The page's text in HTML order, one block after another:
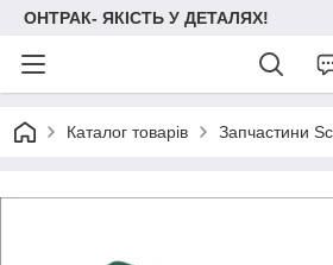
ОНТРАК- ЯКІСТЬ У ДЕТАЛЯХ!
Каталог товарів Запчастини